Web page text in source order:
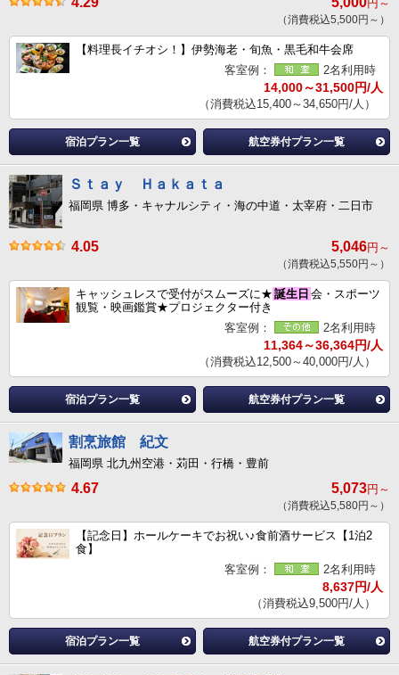
円～
（消費税込5,500円～）
【料理長イチオシ！】伊勢海老・旬魚・黒毛和牛会席
客室例：
2名利用時
14,000～31,500円/人
（消費税込15,400～34,650円/人）
宿泊プラン一覧 航空券付プラン一覧
Ｓｔａｙ Ｈａｋａｔａ
福岡県 博多・キャナルシティ・海の中道・太宰府・二日市
4.05 5,046円～
（消費税込5,550円～）
キャッシュレスで受付がスムーズに★ 誕生日 会・スポーツ
観覧・映画鑑賞★プロジェクター付き
客室例：
2名利用時
11,364～36,364円/人
（消費税込12,500～40,000円/人）
宿泊プラン一覧 航空券付プラン一覧
割烹旅館 紀文
福岡県 北九州空港・苅田・行橋・豊前
4.67 5,073円～
（消費税込5,580円～）
【記念日】ホールケーキでお祝い♪食前酒サービス【1泊2
食】
客室例：
2名利用時
8,637円/人
（消費税込9,500円/人）
宿泊プラン一覧 航空券付プラン一覧